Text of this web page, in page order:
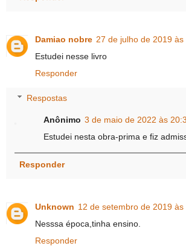
Damiao nobre 27 de julho de 2019 às
Estudei nesse livro
Responder
Respostas
Anônimo 3 de maio de 2022 às
Estudei nesta obra-prima e fiz
Responder
Unknown 12 de setembro de 2019 às
Nesssa época,tinha ensino.
Responder